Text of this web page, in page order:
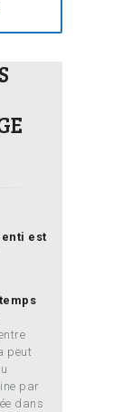
est
peut
par
dans